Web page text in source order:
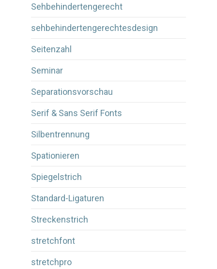
Sehbehindertengerecht
sehbehindertengerechtesdesign
Seitenzahl
Seminar
Separationsvorschau
Serif & Sans Serif Fonts
Silbentrennung
Spationieren
Spiegelstrich
Standard-Ligaturen
Streckenstrich
stretchfont
stretchpro